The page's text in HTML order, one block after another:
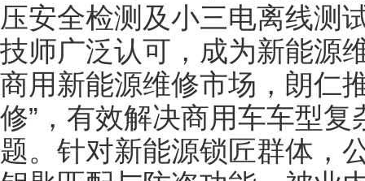
压安全检测及小三电离线测
技师广泛认可，成为新能源
商用新能源维修市场，朗仁
修”，有效解决商用车车型
题。针对新能源锁匠群体，